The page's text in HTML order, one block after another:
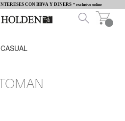
CON BBVA Y DINERS * exclusivo online
CASUAL